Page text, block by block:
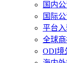
国内
国际
平台
全球
ODI境